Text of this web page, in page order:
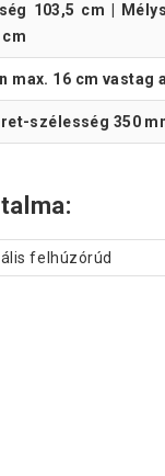
103,5 cm |
cm
max. 16 cm vastag
szélesség 350
felhúzórúd